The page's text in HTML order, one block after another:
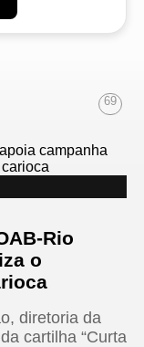
69
Rio
o
diretoria da
cartilha “Curta